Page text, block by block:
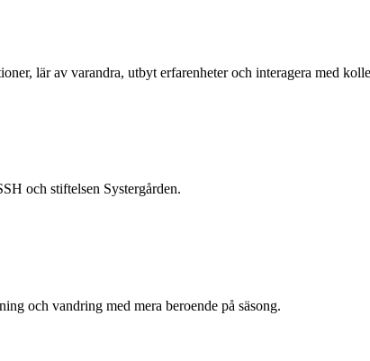
lär av varandra, utbyt erfarenheter och interagera med
och stiftelsen Systergården.
och vandring med mera beroende på säsong.